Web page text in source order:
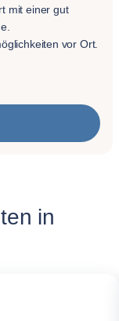
mit einer gut
vor Ort.
in